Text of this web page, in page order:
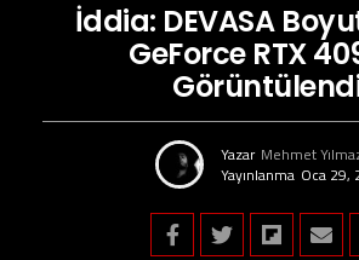
İddia: DEVASA
GeForce RTX
Yazar Mehmet
Yayınlanma Oca 29,